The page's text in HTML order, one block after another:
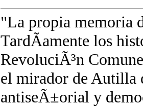
"La propia memoria
TardÃ­amente los
RevoluciÃ³n
el mirador de Autilla
antiseÃ±orial y